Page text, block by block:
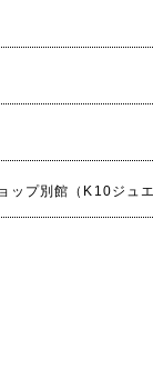
プ別館（K10ジュエ